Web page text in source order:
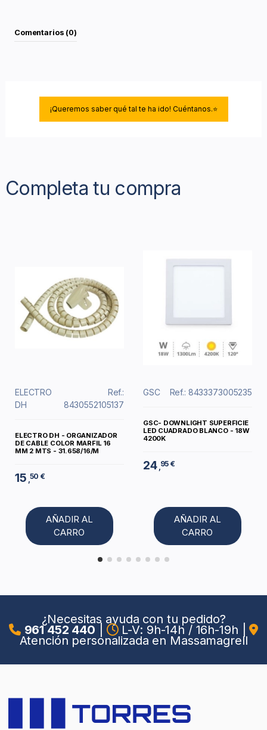
Comentarios (0)
¡Queremos saber qué tal te ha ido! Cuéntanos.⭐
Completa tu compra
ELECTRO
DH
Ref.:
8430552105137
ELECTRO DH - ORGANIZADOR
DE CABLE COLOR MARFIL 16
MM 2 MTS - 31.658/16/M
15 ,50 €
AÑADIR AL
CARRO
GSC Ref.: 8433373005235
GSC- DOWNLIGHT SUPERFICIE
LED CUADRADO BLANCO - 18W
4200K
24 ,95 €
AÑADIR AL
CARRO
¿Necesitas ayuda con tu pedido?
961 452 440 L-V: 9h-14h / 16h-19h
Atención personalizada en Massamagrell